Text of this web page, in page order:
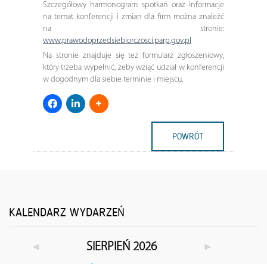
Szczegółowy harmonogram spotkań oraz informacje
na temat konferencji i zmian dla firm można znaleźć
na stronie:
www.prawodoprzedsiebiorczosci.parp.gov.pl
Na stronie znajduje się też formularz zgłoszeniowy,
który trzeba wypełnić, żeby wziąć udział w konferencji
w dogodnym dla siebie terminie i miejscu.
POWRÓT
KALENDARZ WYDARZEŃ
◄ SIERPIEŃ 2026 ►